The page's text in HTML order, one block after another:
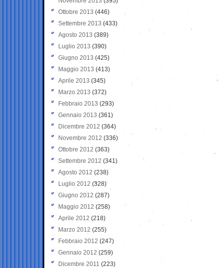
Ottobre 2013 (446)
Settembre 2013 (433)
Agosto 2013 (389)
Luglio 2013 (390)
Giugno 2013 (425)
Maggio 2013 (413)
Aprile 2013 (345)
Marzo 2013 (372)
Febbraio 2013 (293)
Gennaio 2013 (361)
Dicembre 2012 (364)
Novembre 2012 (336)
Ottobre 2012 (363)
Settembre 2012 (341)
Agosto 2012 (238)
Luglio 2012 (328)
Giugno 2012 (287)
Maggio 2012 (258)
Aprile 2012 (218)
Marzo 2012 (255)
Febbraio 2012 (247)
Gennaio 2012 (259)
Dicembre 2011 (223)